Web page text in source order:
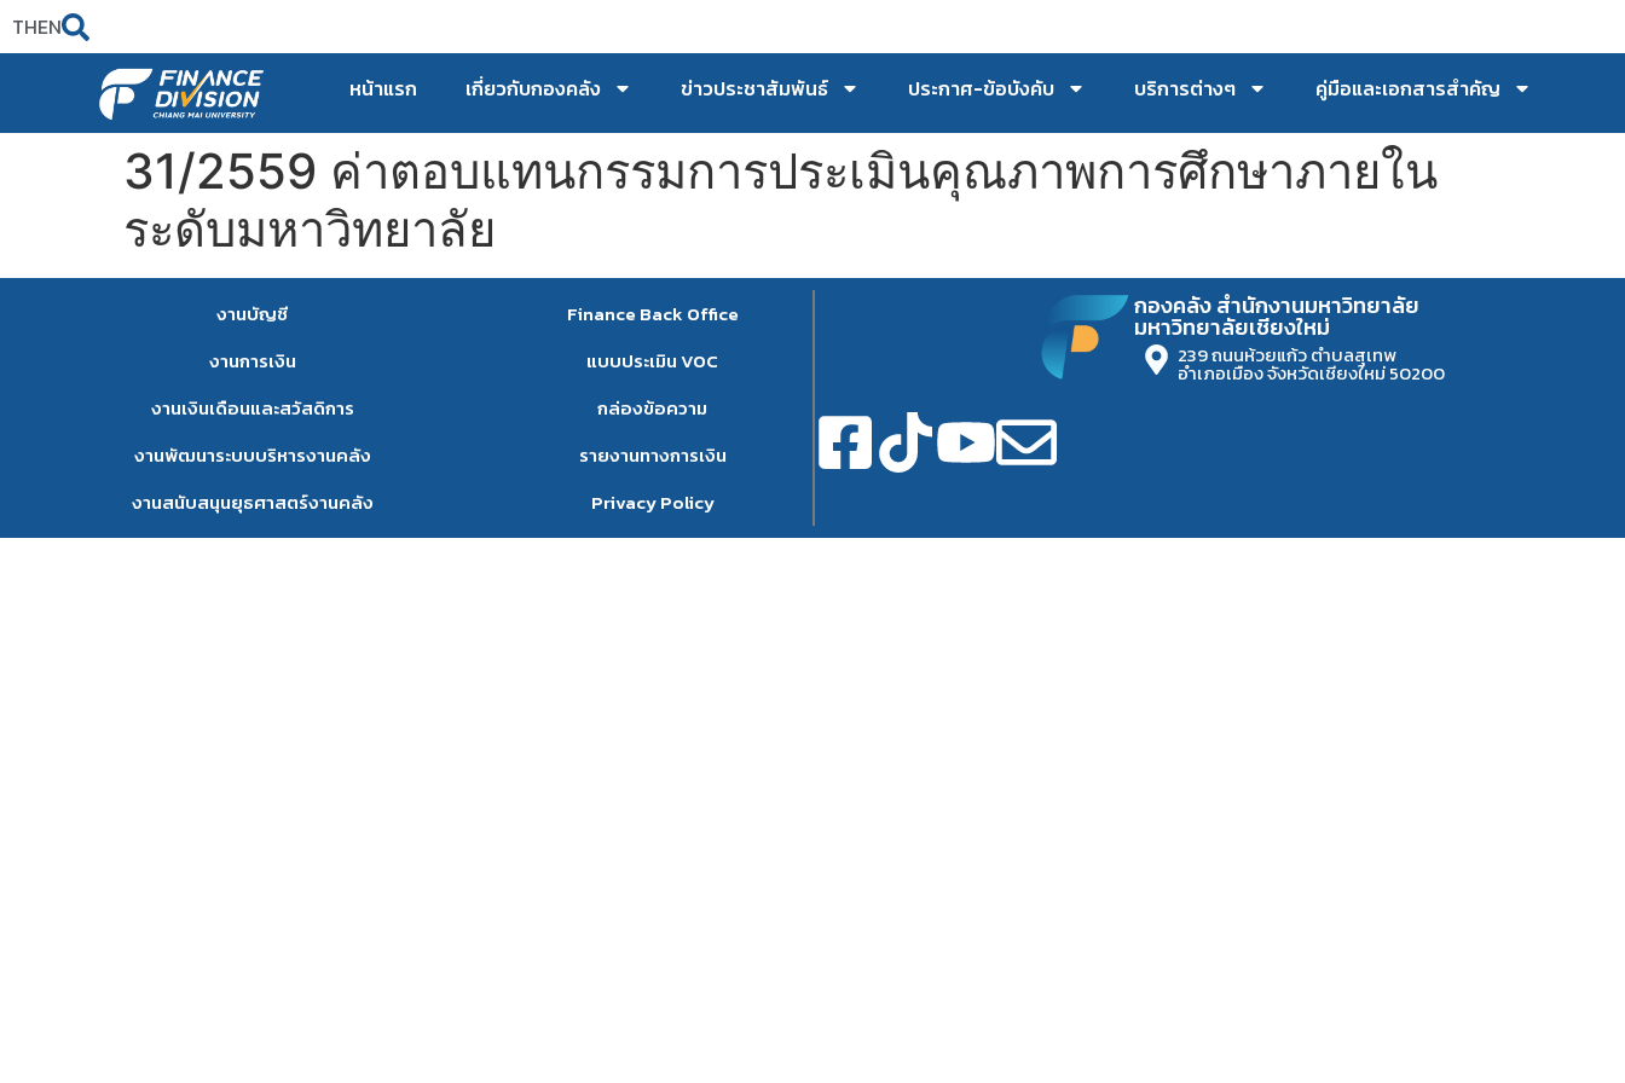
THEN
หน้าแรก เกี่ยวกับกองคลัง ข่าวประชาสัมพันธ์ ประกาศ-ข้อบังคับ บริการต่างๆ คู่มือและเอกสารสำคัญ
31/2559 ค่าตอบแทนกรรมการประเมินคุณภาพการศึกษาภายใน
ระดับมหาวิทยาลัย
งานบัญชี
งานการเงิน
งานเงินเดือนและสวัสดิการ
งานพัฒนาระบบบริหารงานคลัง
งานสนับสนุนยุธศาสตร์งานคลัง
Finance Back Office
แบบประเมิน VOC
กล่องข้อความ
รายงานทางการเงิน
Privacy Policy
กองคลัง สำนักงานมหาวิทยาลัย
มหาวิทยาลัยเชียงใหม่
239 ถนนห้วยแก้ว ตำบลสุเทพ
อำเภอเมือง จังหวัดเชียงใหม่ 50200